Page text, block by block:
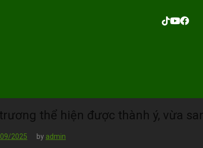
thể hiện được thành ý, vừa
2025 by admin